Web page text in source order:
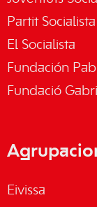
Partit
El Socialista
Fundación
Fundació
Eivissa